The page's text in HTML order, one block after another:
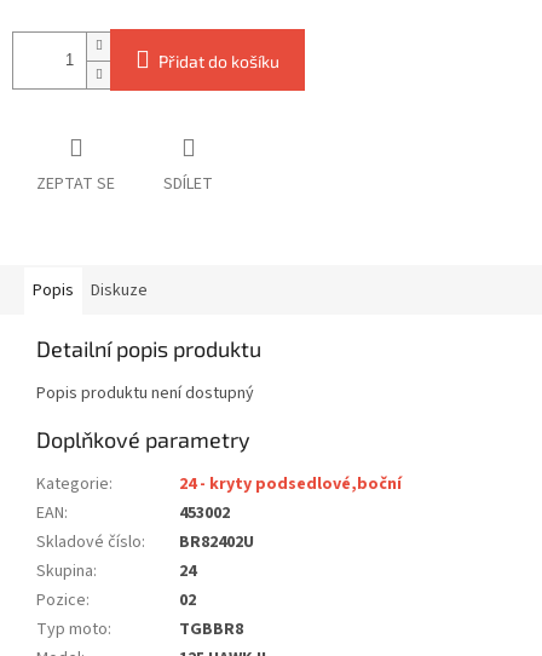
Přidat do košíku
ZEPTAT SE SDÍLET
Popis Diskuze
Detailní popis produktu
Popis produktu není dostupný
Doplňkové parametry
Kategorie:
24 - kryty podsedlové,boční
EAN:
453002
Skladové číslo:
BR82402U
Skupina:
24
Pozice:
02
Typ moto:
TGBBR8